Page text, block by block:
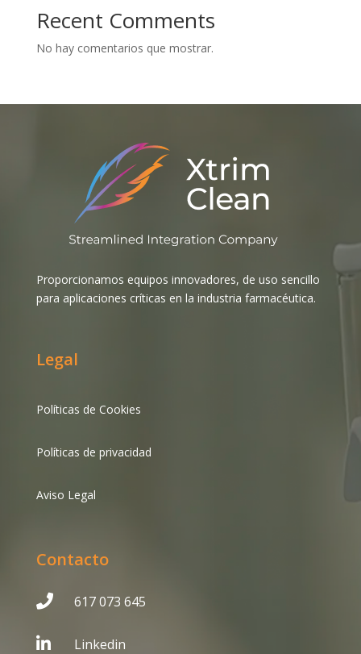
Recent Comments
No hay comentarios que mostrar.
Proporcionamos equipos innovadores, de uso sencillo
para aplicaciones críticas en la industria farmacéutica.
Legal
Políticas de Cookies
Políticas de privacidad
Aviso Legal
Contacto
 617 073 645
 Linkedin